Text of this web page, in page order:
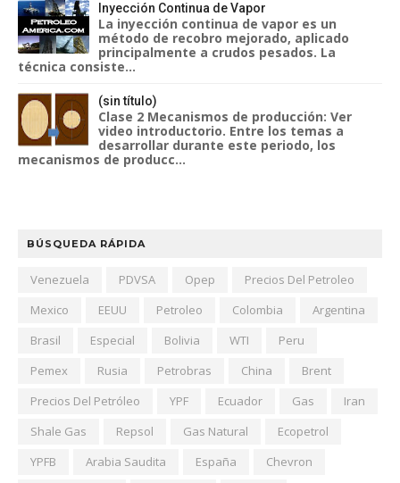
Inyección Continua de Vapor
La inyección continua de vapor es un
método de recobro mejorado, aplicado
principalmente a crudos pesados. La
técnica consiste...
(sin título)
Clase 2 Mecanismos de producción: Ver
video introductorio. Entre los temas a
desarrollar durante este periodo, los
mecanismos de producc...
BÚSQUEDA RÁPIDA
Venezuela PDVSA Opep
Precios Del Petroleo
Mexico
EEUU Petroleo Colombia
Argentina
Brasil
Especial Bolivia WTI
Peru
Pemex
Rusia Petrobras China
Brent
Precios Del Petróleo
YPF Ecuador Gas
Iran
Shale Gas
Repsol Gas Natural
Ecopetrol
YPFB
Arabia Saudita España
Chevron